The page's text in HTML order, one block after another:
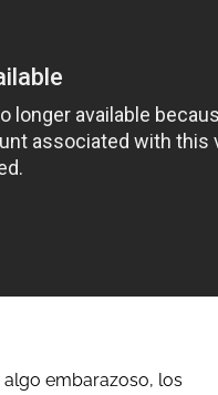
embarazoso, los